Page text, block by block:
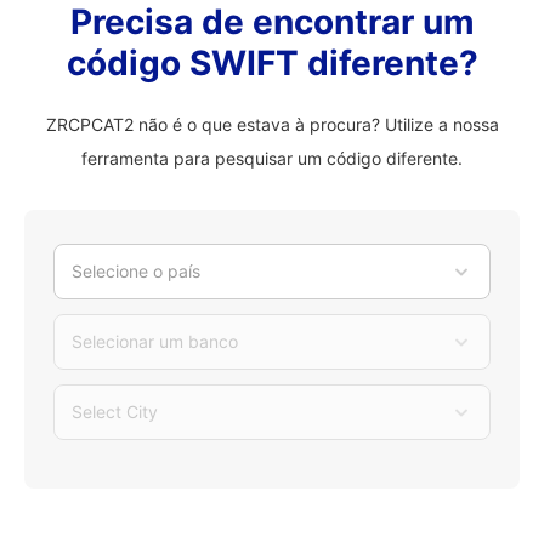
Precisa de encontrar um
código SWIFT diferente?
ZRCPCAT2 não é o que estava à procura? Utilize a nossa
ferramenta para pesquisar um código diferente.
Selecione o país
Selecionar um banco
Select City